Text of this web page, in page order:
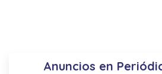
Anuncios en